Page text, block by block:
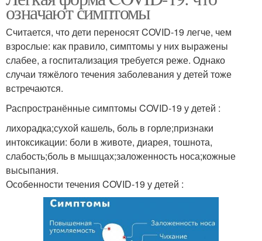
означают симптомы
Считается, что дети переносят COVID-19 легче, чем
взрослые: как правило, симптомы у них выражены
слабее, а госпитализация требуется реже. Однако
случаи тяжёлого течения заболевания у детей тоже
встречаются.
Распространённые симптомы COVID-19 у детей :
лихорадка;сухой кашель, боль в горле;признаки
интоксикации: боли в животе, диарея, тошнота,
слабость;боль в мышцах;заложенность носа;кожные
высыпания.
Особенности течения COVID-19 у детей :